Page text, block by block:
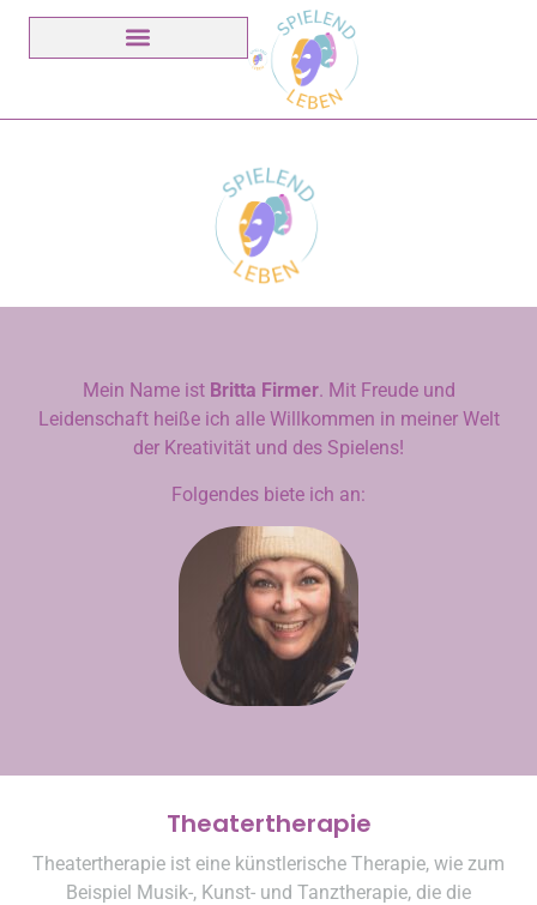
Mein Name ist Britta Firmer. Mit Freude und
Leidenschaft heiße ich alle Willkommen in meiner Welt
der Kreativität und des Spielens!
Folgendes biete ich an:
Theatertherapie
Theatertherapie ist eine künstlerische Therapie, wie zum
Beispiel Musik-, Kunst- und Tanztherapie, die die